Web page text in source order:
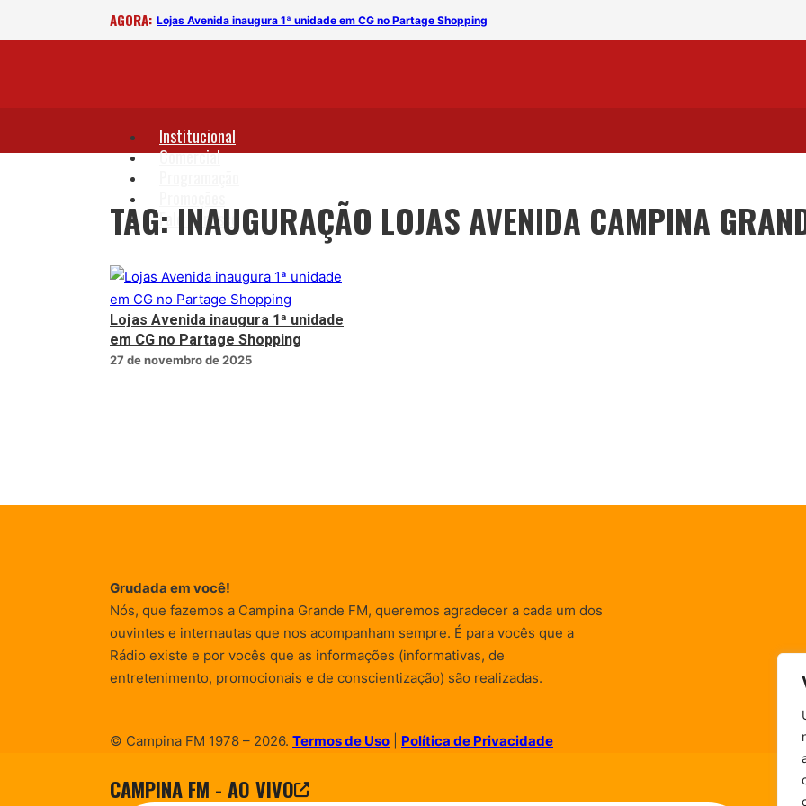
AGORA: Lojas Avenida inaugura 1ª unidade em CG no Partage Shopping
Institucional
Comercial
Fale Conosco
CAMPINA FM - AO VIVO
TAG: INAUGURAÇÃO LOJAS AVENIDA CAMPINA
Lojas Avenida inaugura 1ª unidade
em CG no Partage Shopping
27 de novembro de 2025
Grudada em você!
Nós, que fazemos a Campina Grande FM, queremos agradecer a cada um dos
ouvintes e internautas que nos acompanham sempre. É para vocês que a
Rádio existe e por vocês que as informações (informativas, de
entretenimento, promocionais e de conscientização) são realizadas.
© Campina FM 1978 – 2026. Termos de Uso
Política de Privacidade